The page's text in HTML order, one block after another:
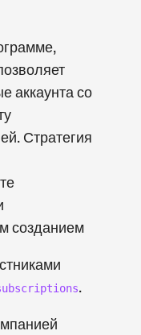
аккаунта со
Стратегия
созданием
.